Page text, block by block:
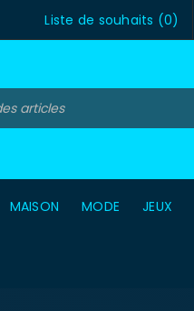
Liste de souhaits (0)
MAISON MODE JEUX